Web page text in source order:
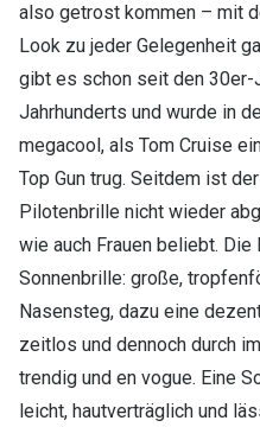
also getrost kommen – mit
Look zu jeder Gelegenheit
gibt es schon seit den
Jahrhunderts und wurde in
megacool, als Tom Cruise
Top Gun trug. Seitdem ist
Pilotenbrille nicht wieder
wie auch Frauen beliebt.
Sonnenbrille: große,
Nasensteg, dazu eine
zeitlos und dennoch durch
trendig und en vogue. Eine
leicht, hautverträglich und